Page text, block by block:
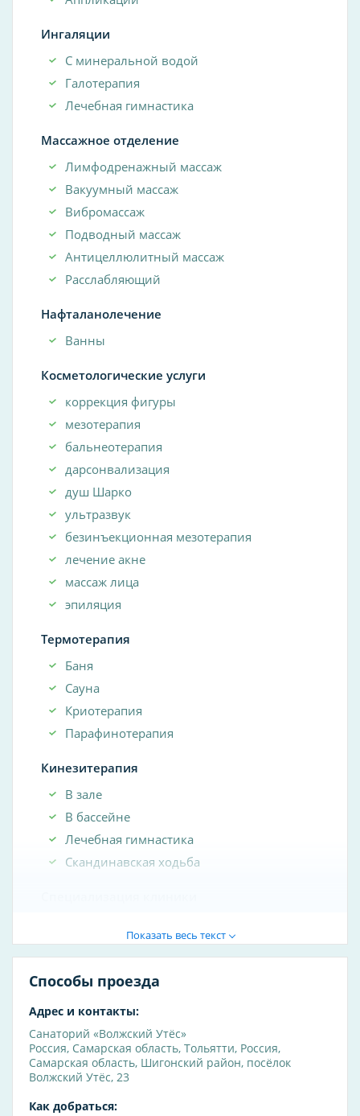
Ингаляции
С минеральной водой
Галотерапия
Лечебная гимнастика
Массажное отделение
Лимфодренажный массаж
Вакуумный массаж
Вибромассаж
Подводный массаж
Антицеллюлитный массаж
Расслабляющий
Нафталанолечение
Ванны
Косметологические услуги
коррекция фигуры
мезотерапия
бальнеотерапия
дарсонвализация
душ Шарко
ультразвук
безинъекционная мезотерапия
лечение акне
массаж лица
эпиляция
Термотерапия
Баня
Сауна
Криотерапия
Парафинотерапия
Кинезитерапия
В зале
В бассейне
Лечебная гимнастика
Скандинавская ходьба
диагностика
ортопедия
рефлексотерапия
стоматология
гематология
гинекология
дерматология
Показать весь текст
Способы проезда
Адрес и контакты:
Санаторий «Волжский Утёс»
Россия, Самарская область, Тольятти, Россия,
Самарская область, Шигонский район, посёлок
Волжский Утёс, 23
Как добраться: